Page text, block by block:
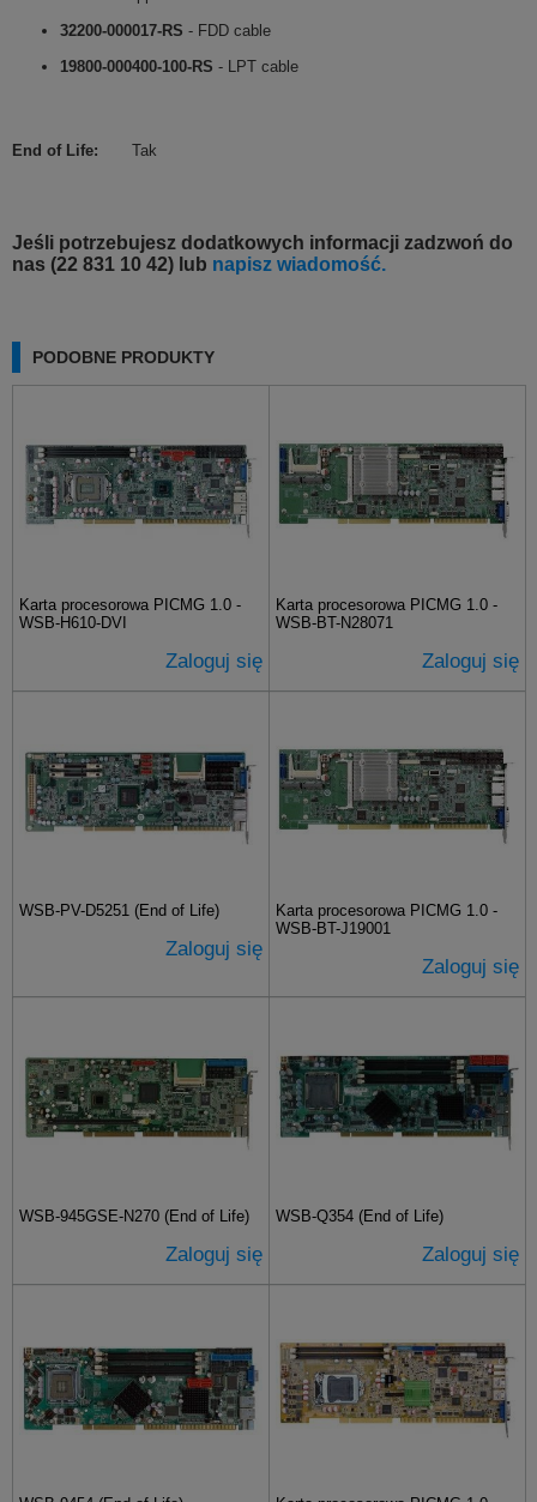
32200-000017-RS - FDD cable
19800-000400-100-RS - LPT cable
End of Life: Tak
Jeśli potrzebujesz dodatkowych informacji zadzwoń do
nas (22 831 10 42) lub napisz wiadomość.
PODOBNE PRODUKTY
Karta procesorowa PICMG 1.0 -
WSB-H610-DVI
Zaloguj się
Karta procesorowa PICMG 1.0 -
WSB-BT-N28071
Zaloguj się
WSB-PV-D5251 (End of Life)
Zaloguj się
Karta procesorowa PICMG 1.0 -
WSB-BT-J19001
Zaloguj się
WSB-945GSE-N270 (End of Life)
Zaloguj się
WSB-Q354 (End of Life)
Zaloguj się